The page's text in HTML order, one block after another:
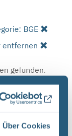
Über Cookies
BGE
entfernen
gefunden.